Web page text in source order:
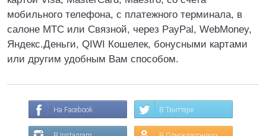
мобильного телефона, с платежного терминала, в
салоне МТС или Связной, через PayPal, WebMoney,
Яндекс.Деньги, QIWI Кошелек, бонусными картами
или другим удобным Вам способом.
На Facebook В Твиттере